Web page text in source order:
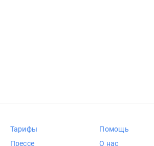
Тарифы
Прессе
Помощь
О нас